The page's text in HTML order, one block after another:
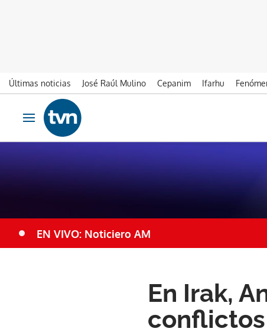
Últimas noticias José Raúl Mulino Cepanim Ifarhu
Ir al contenido
Obrir navegació
EN VIVO: Noticiero AM
En Irak,
conflictos